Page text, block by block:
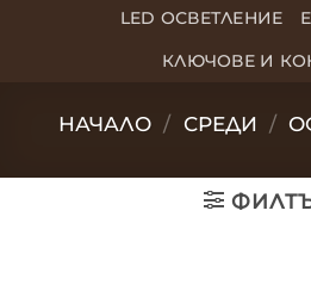
LED ОСВЕТЛЕНИЕ
КЛЮЧОВЕ И
НАЧАЛО / СРЕДИ /